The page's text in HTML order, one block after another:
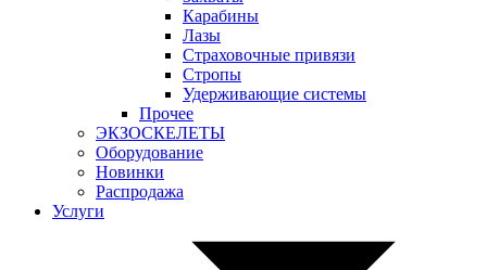
Карабины
Лазы
Страховочные привязи
Стропы
Удерживающие системы
Прочее
ЭКЗОСКЕЛЕТЫ
Оборудование
Новинки
Распродажа
Услуги